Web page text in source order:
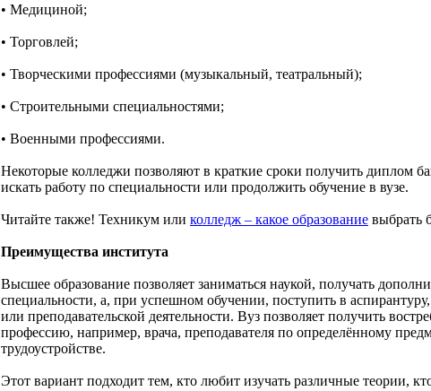
• Медициной;
• Торговлей;
• Творческими профессиями (музыкальный, театральный);
• Строительными специальностями;
• Военными профессиями.
Некоторые колледжи позволяют в краткие сроки получить диплом
искать работу по специальности или продолжить обучение в вузе.
Читайте также! Техникум или колледж – какое образование выбрать
Преимущества института
Высшее образование позволяет заниматься наукой, получать
специальности, а, при успешном обучении, поступить в
или преподавательской деятельности. Вуз позволяет получить
профессию, например, врача, преподавателя по определённому
трудоустройстве.
Этот вариант подходит тем, кто любит изучать различные теории,